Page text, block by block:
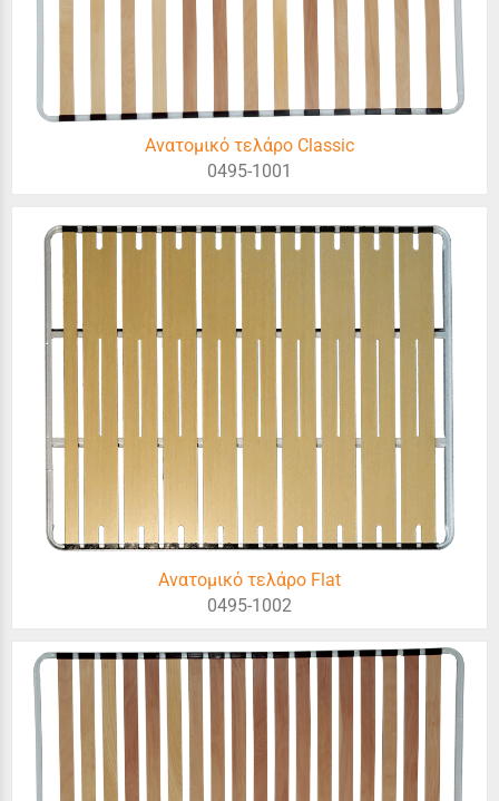
Ανατομικό τελάρο Classic
0495-1001
Ανατομικό τελάρο Flat
0495-1002